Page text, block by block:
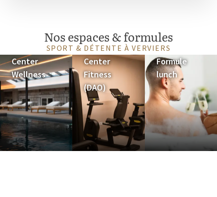
Nos espaces & formules
SPORT & DÉTENTE À VERVIERS
Center
Wellness
Center
Fitness
(DAO)
Formule
lunch